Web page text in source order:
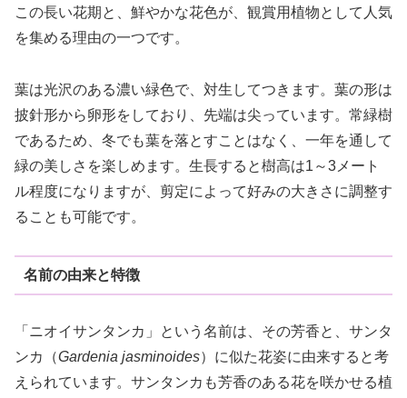
この長い花期と、鮮やかな花色が、観賞用植物として人気
を集める理由の一つです。
葉は光沢のある濃い緑色で、対生してつきます。葉の形は
披針形から卵形をしており、先端は尖っています。常緑樹
であるため、冬でも葉を落とすことはなく、一年を通して
緑の美しさを楽しめます。生長すると樹高は1～3メート
ル程度になりますが、剪定によって好みの大きさに調整す
ることも可能です。
名前の由来と特徴
「ニオイサンタンカ」という名前は、その芳香と、サンタ
ンカ（Gardenia jasminoides）に似た花姿に由来すると考
えられています。サンタンカも芳香のある花を咲かせる植